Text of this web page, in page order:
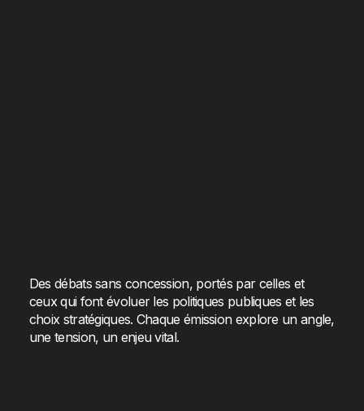
Des débats sans concession, portés par celles et
ceux qui font évoluer les politiques publiques et les
choix stratégiques. Chaque émission explore un angle,
une tension, un enjeu vital.